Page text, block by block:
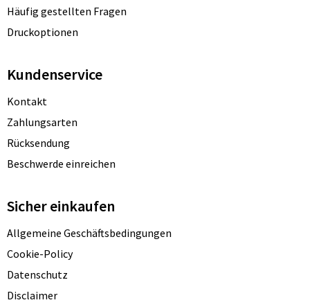
Häufig gestellten Fragen
Druckoptionen
Kundenservice
Kontakt
Zahlungsarten
Rücksendung
Beschwerde einreichen
Sicher einkaufen
Allgemeine Geschäftsbedingungen
Cookie-Policy
Datenschutz
Disclaimer